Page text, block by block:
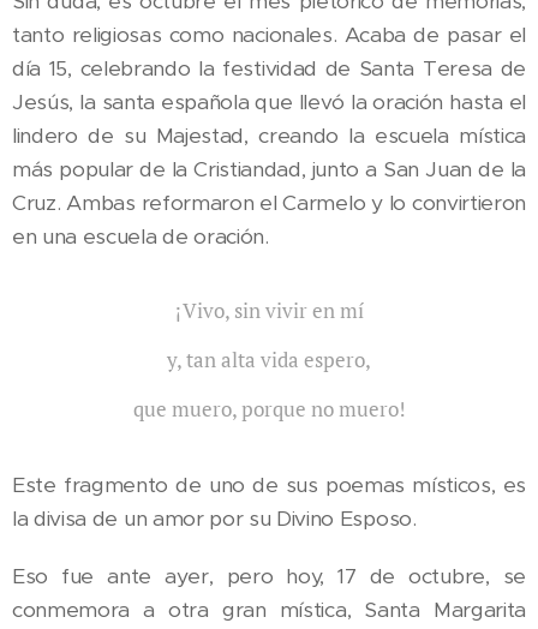
tanto religiosas como nacionales. Acaba de pasar el
día 15, celebrando la festividad de Santa Teresa de
Jesús, la santa española que llevó la oración hasta el
lindero de su Majestad, creando la escuela mística
más popular de la Cristiandad, junto a San Juan de la
Cruz. Ambas reformaron el Carmelo y lo convirtieron
en una escuela de oración.
¡Vivo, sin vivir en mí
y, tan alta vida espero,
que muero, porque no muero!
Este fragmento de uno de sus poemas místicos, es
la divisa de un amor por su Divino Esposo.
Eso fue ante ayer, pero hoy, 17 de octubre, se
conmemora a otra gran mística, Santa Margarita